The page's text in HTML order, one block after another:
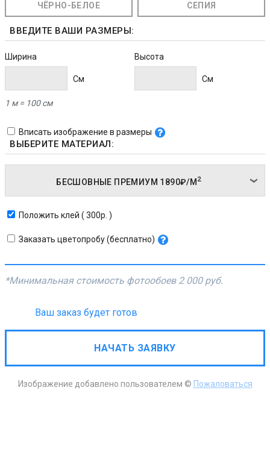
ЧЁРНО-БЕЛОЕ СЕПИЯ
ВВЕДИТЕ ВАШИ РАЗМЕРЫ:
Ширина
Cм
Высота
Cм
1 м = 100 см
Вписать изображение в размеры
ВЫБЕРИТЕ МАТЕРИАЛ:
БЕСШОВНЫЕ ПРЕМИУМ 1890₽/М 2
Положить клей ( 300р. )
Заказать цветопробу (бесплатно)
*Минимальная стоимость фотообоев 2 000 руб.
Ваш заказ будет готов
НАЧАТЬ ЗАЯВКУ
Изображение добавлено пользователем © Пожаловаться